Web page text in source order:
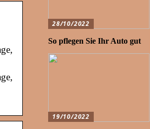
28/10/2022
So pflegen Sie Ihr Auto gut
19/10/2022